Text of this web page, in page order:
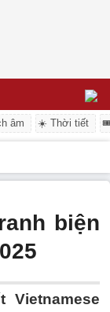
âm ☀️ Thời tiết
biện
Vietnamese